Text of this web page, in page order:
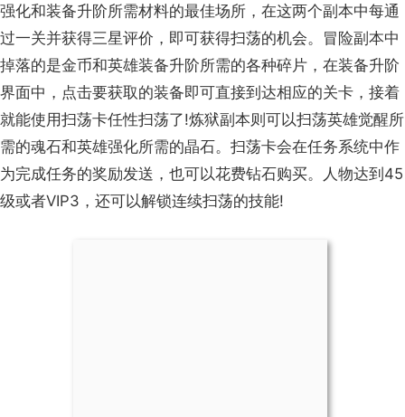
强化和装备升阶所需材料的最佳场所，在这两个副本中每通
过一关并获得三星评价，即可获得扫荡的机会。冒险副本中
掉落的是金币和英雄装备升阶所需的各种碎片，在装备升阶
界面中，点击要获取的装备即可直接到达相应的关卡，接着
就能使用扫荡卡任性扫荡了!炼狱副本则可以扫荡英雄觉醒所
需的魂石和英雄强化所需的晶石。扫荡卡会在任务系统中作
为完成任务的奖励发送，也可以花费钻石购买。人物达到45
级或者VIP3，还可以解锁连续扫荡的技能!